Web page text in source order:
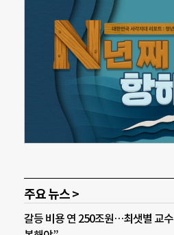
주요 뉴스 >
갈등 비용 연 250조원…최샛별 교